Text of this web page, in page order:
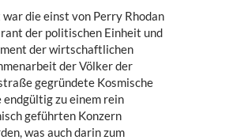
die einst von Perry Rhodan
der politischen Einheit und
der wirtschaftlichen
der Völker der
gegründete Kosmische
endgültig zu einem rein
geführten Konzern
was auch darin zum